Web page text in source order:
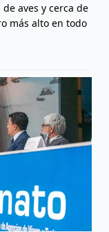
aves y cerca de
más alto en todo